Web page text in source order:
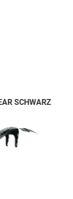
SCHWARZ